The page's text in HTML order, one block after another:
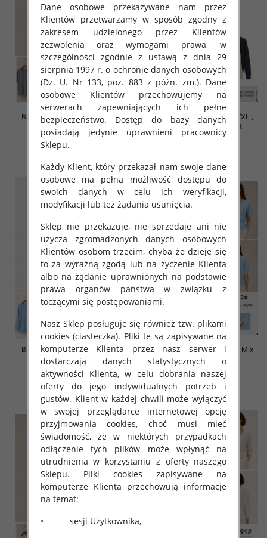
Bluzki damskie Roz S/M-L/XL ,
Mix Kolor Paczka 10 szt
42.00 zł
Bluzki damskie Roz S/M-L/XL ,
Mix Kolor Paczka 10 szt
Bluzki damskie Roz L-3XL, Mix
Kolor Paczka 10 szt
42.00 zł
szczegóły
Bluzki damskie Roz L-3XL, Mix
Kolor Paczka 10 szt
42.00 zł
szczegóły
Dane osobowe przekazywane nam przez
Klientów przetwarzamy w sposób zgodny z
zakresem udzielonego przez Klientów
zezwolenia oraz wymogami prawa, w
szczególności zgodnie z ustawą z dnia 29
sierpnia 1997 r. o ochronie danych osobowych
(Dz. U. Nr 133, poz. 883 z późn. zm.). Dane
osobowe Klientów przechowujemy na
serwerach zapewniających ich pełne
bezpieczeństwo. Dostęp do bazy danych
posiadają jedynie uprawnieni pracownicy
Sklepu.
Każdy Klient, który przekazał nam swoje dane
osobowe ma pełną możliwość dostępu do
swoich danych w celu ich weryfikacji,
modyfikacji lub też żądania usunięcia.
Sklep nie przekazuje, nie sprzedaje ani nie
użycza zgromadzonych danych osobowych
Klientów osobom trzecim, chyba że dzieje się
to za wyraźną zgodą lub na życzenie Klienta
albo na żądanie uprawnionych na podstawie
prawa organów państwa w związku z
toczącymi się postępowaniami.
Nasz Sklep posługuje się również tzw. plikami
cookies (ciasteczka). Pliki te są zapisywane na
komputerze Klienta przez nasz serwer i
dostarczają danych statystycznych o
aktywności Klienta, w celu dobrania naszej
oferty do jego indywidualnych potrzeb i
gustów. Klient w każdej chwili może wyłączyć
w swojej przeglądarce internetowej opcję
przyjmowania cookies, choć musi mieć
świadomość, że w niektórych przypadkach
odłączenie tych plików może wpłynąć na
utrudnienia w korzystaniu z oferty naszego
Sklepu. Pliki cookies zapisywane na
komputerze Klienta przechowują informacje
na temat:
• sesji Użytkownika,